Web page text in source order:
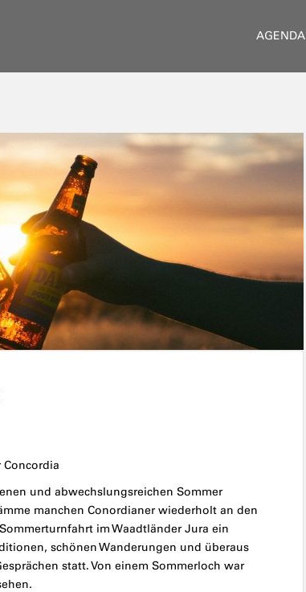
AGENDA
und abwechslungsreichen Sommer
manchen Conordianer wiederholt an den
im Waadtländer Jura ein
schönen Wanderungen und überaus
statt. Von einem Sommerloch war